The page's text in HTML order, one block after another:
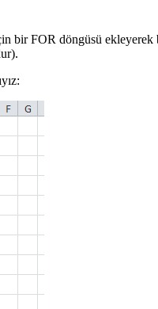
bir FOR döngüsü ekleyerek